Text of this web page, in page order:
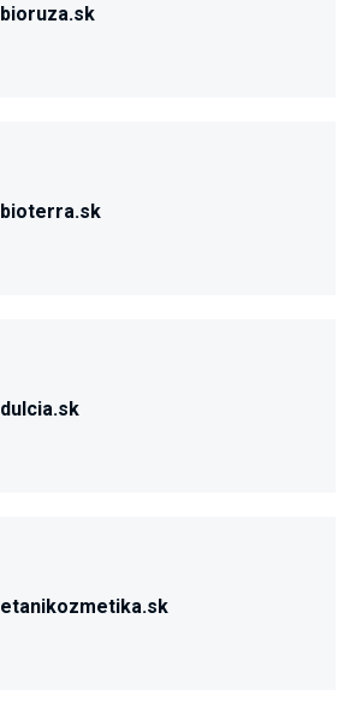
bioruza.sk
bioterra.sk
dulcia.sk
etanikozmetika.sk